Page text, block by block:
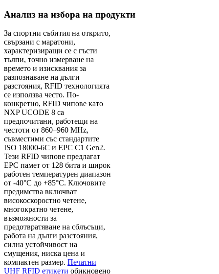
Анализ на избора на продукти
За спортни събития на открито,
свързани с маратони,
характеризиращи се с гъсти
тълпи, точно измерване на
времето и изисквания за
разпознаване на дълги
разстояния, RFID технологията
се използва често. По-
конкретно, RFID чипове като
NXP UCODE 8 са
предпочитани, работещи на
честоти от 860–960 MHz,
съвместими със стандартите
ISO 18000-6C и EPC C1 Gen2.
Тези RFID чипове предлагат
EPC памет от 128 бита и широк
работен температурен диапазон
от -40°C до +85°C. Ключовите
предимства включват
високоскоростно четене,
многократно четене,
възможности за
предотвратяване на сблъсъци,
работа на дълги разстояния,
силна устойчивост на
смущения, ниска цена и
компактен размер. Печатни
UHF RFID етикети обикновено